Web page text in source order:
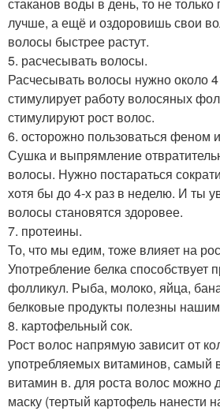
лучше, а ещё и оздоровишь свои
волосы быстрее растут.
5. расчесывать волосы.
Расчесывать волосы нужно около
стимулирует работу волосяных
стимулируют рост волос.
6. осторожно пользоваться феном
Сушка и выпрямление
волосы. Нужно постараться
хотя бы до 4-х раз в неделю. И ты
волосы становятся здоровее.
7. протеины.
То, что мы едим, тоже влияет на
Употребление белка способствует
фолликул. Рыба, молоко, яйца,
белковые продукты полезны
8. картофельный сок.
Рост волос напрямую зависит от
употребляемых витаминов, самый
витамин в. для роста волос можно
маску (тертый картофель нанести